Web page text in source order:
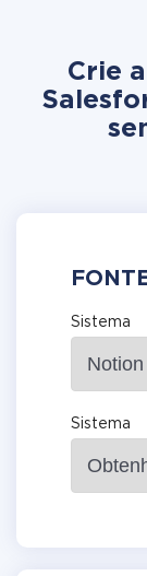
Crie
Sistema
Sistema